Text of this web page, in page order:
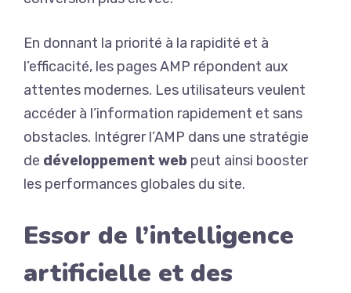
En donnant la priorité à la rapidité et à
l’efficacité, les pages AMP répondent aux
attentes modernes. Les utilisateurs veulent
accéder à l’information rapidement et sans
obstacles. Intégrer l’AMP dans une stratégie
de développement web peut ainsi booster
les performances globales du site.
Essor de l’intelligence
artificielle et des